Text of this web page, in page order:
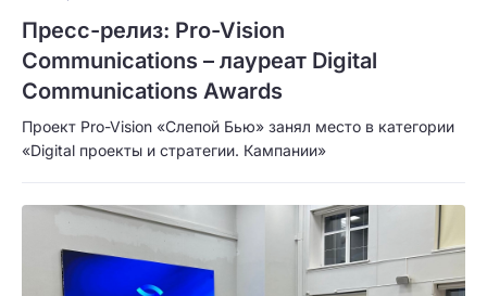
Пресс-релиз: Pro-Vision
Communications – лауреат Digital
Communications Awards
Проект Pro-Vision «Слепой Бью» занял место в категории
«Digital проекты и стратегии. Кампании»